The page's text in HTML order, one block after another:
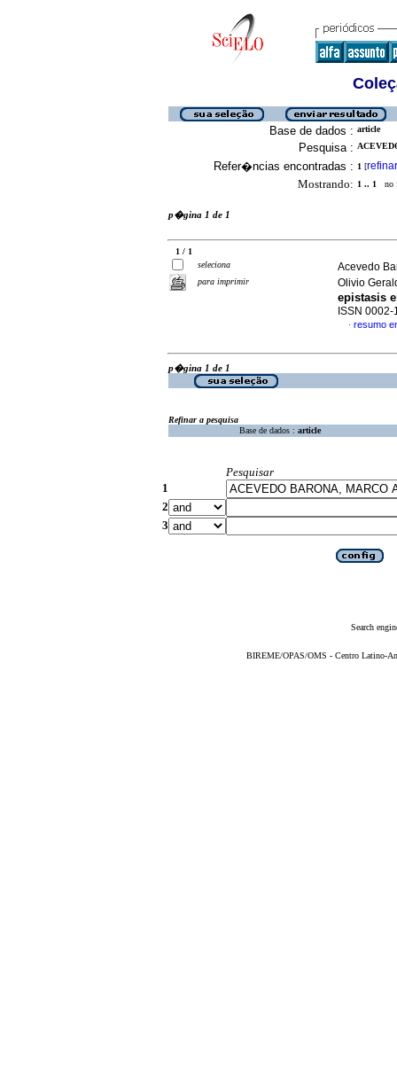
Base de dados : article
Pesquisa :
Refer�ncias encontradas : 1 [refinar
Mostrando: 1 .. 1 no
p�gina 1 de 1
1 / 1
seleciona
para imprimir
Acevedo
Olivio
epistasis
ISSN 0002-
· resumo
p�gina 1 de 1
Refinar a pesquisa
Base de dados : article
Pesquisar
1
2
3
Search
BIREME/OPAS/OMS - Centro Latino-